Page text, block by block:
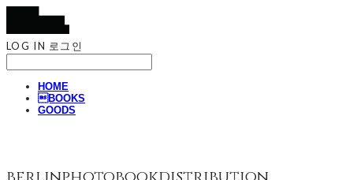
LOG IN 로그인
HOME
BOOKS
GOODS